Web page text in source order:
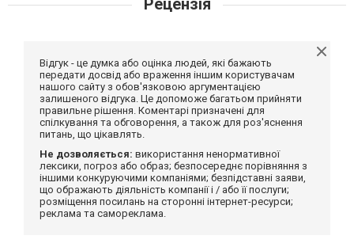
Рецензія
Відгук - це думка або оцінка людей, які бажають
передати досвід або враження іншим користувачам
нашого сайту з обов'язковою аргументацією
залишеного відгука. Це допоможе багатьом прийняти
правильне рішення. Коментарі призначені для
спілкування та обговорення, а також для роз'яснення
питань, що цікавлять.
Не дозволяється: використання ненормативної
лексики, погроз або образ; безпосереднє порівняння з
іншими конкуруючими компаніями; безпідставні заяви,
що ображають діяльність компанії і / або її послуги;
розміщення посилань на сторонні інтернет-ресурси;
реклама та самореклама.